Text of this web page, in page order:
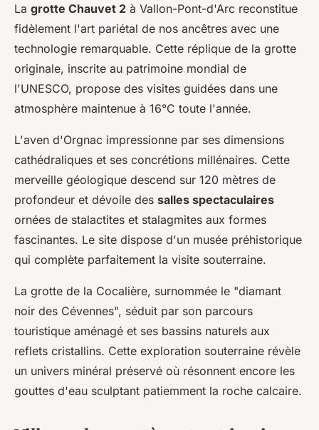
La grotte Chauvet 2 à Vallon-Pont-d'Arc reconstitue
fidèlement l'art pariétal de nos ancêtres avec une
technologie remarquable. Cette réplique de la grotte
originale, inscrite au patrimoine mondial de
l'UNESCO, propose des visites guidées dans une
atmosphère maintenue à 16°C toute l'année.
L'aven d'Orgnac impressionne par ses dimensions
cathédraliques et ses concrétions millénaires. Cette
merveille géologique descend sur 120 mètres de
profondeur et dévoile des salles spectaculaires
ornées de stalactites et stalagmites aux formes
fascinantes. Le site dispose d'un musée préhistorique
qui complète parfaitement la visite souterraine.
La grotte de la Cocalière, surnommée le "diamant
noir des Cévennes", séduit par son parcours
touristique aménagé et ses bassins naturels aux
reflets cristallins. Cette exploration souterraine révèle
un univers minéral préservé où résonnent encore les
gouttes d'eau sculptant patiemment la roche calcaire.